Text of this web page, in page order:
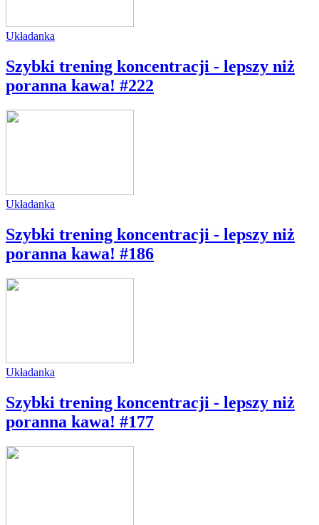
Układanka
Szybki trening koncentracji - lepszy niż
poranna kawa! #222
Układanka
Szybki trening koncentracji - lepszy niż
poranna kawa! #186
Układanka
Szybki trening koncentracji - lepszy niż
poranna kawa! #177